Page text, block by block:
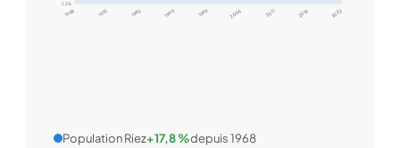
1,2 k
1968 1975 1982 1990 1999 2006 2011 2016 2022
Population Riez+17,8 %depuis 1968